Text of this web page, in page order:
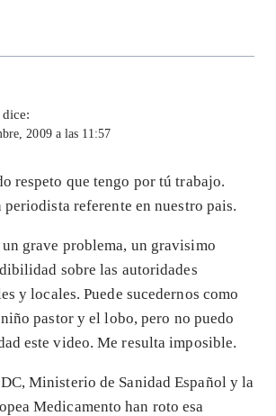
dice:
2009 a las 11:57
respeto que tengo por tú trabajo.
periodista referente en nuestro pais.
grave problema, un gravisimo
sobre las autoridades
y locales. Puede sucedernos como
pastor y el lobo, pero no puedo
este video. Me resulta imposible.
Ministerio de Sanidad Español y la
Medicamento han roto esa